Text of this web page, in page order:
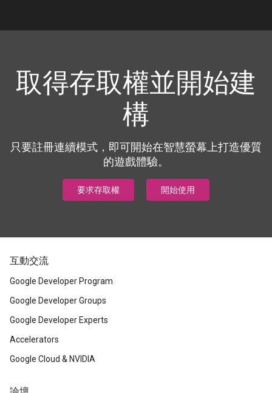
取得存取權並開始建
構
只要註冊連續模式，即可開始在智慧螢幕上打造優質
的遊戲體驗。
要求存取權 開始使用
互動交流
Google Developer Program
Google Developer Groups
Google Developer Experts
Accelerators
Google Cloud & NVIDIA